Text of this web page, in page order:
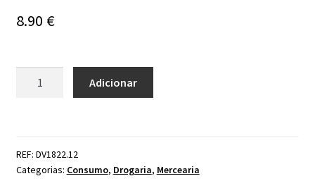
8.90 €
Rafia
25kg
Adicionar
REF: DV1822.12
Categorias: Consumo, Drogaria, Mercearia